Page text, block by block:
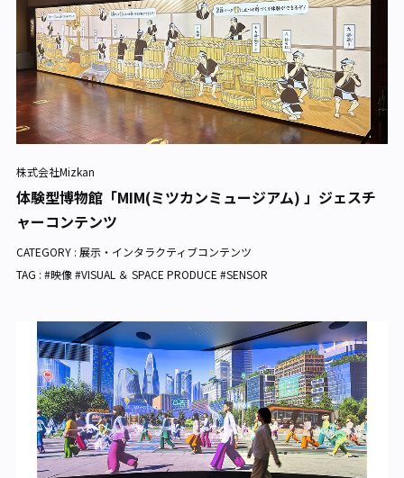
株式会社Mizkan
体験型博物館「MIM(ミツカンミュージアム) 」ジェスチ
ャーコンテンツ
CATEGORY : 展示・インタラクティブコンテンツ
TAG : #映像 #VISUAL ＆ SPACE PRODUCE #SENSOR